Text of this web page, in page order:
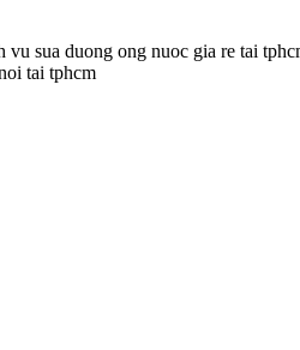
sua duong ong nuoc gia re tai
tai tphcm